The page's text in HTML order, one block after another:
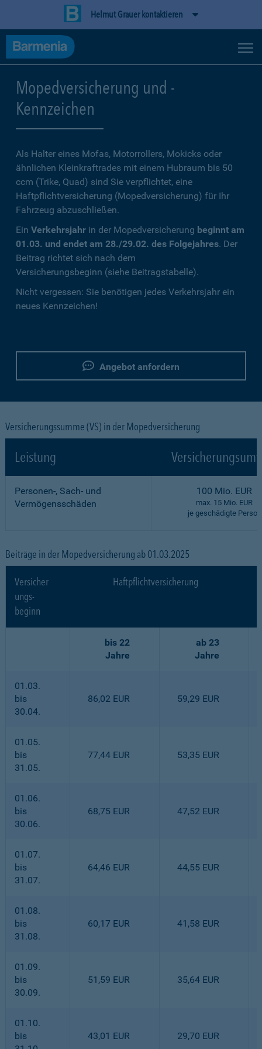
Helmut Grauer kontaktieren
Mopedversicherung und -
Kennzeichen
Als Halter eines Mofas, Motorrollers, Mokicks oder
ähnlichen Kleinkraftrades mit einem Hubraum bis 50
ccm (Trike, Quad) sind Sie verpflichtet, eine
Haftpflichtversicherung (Mopedversicherung) für Ihr
Fahrzeug abzuschließen.
Ein Verkehrsjahr in der Mopedversicherung beginnt am
01.03. und endet am 28./29.02. des Folgejahres. Der
Beitrag richtet sich nach dem
Versicherungsbeginn (siehe Beitragstabelle).
Nicht vergessen: Sie benötigen jedes Verkehrsjahr ein
neues Kennzeichen!
Angebot anfordern
Versicherungssumme (VS) in der Mopedversicherung
Leistung
Personen-, Sach- und
Vermögensschäden
100 Mio. EUR
max. 15 Mio. EUR
je geschädigte Person
Beiträge in der Mopedversicherung ab 01.03.2025
Versicher
ungs-
beginn
Haftpflichtversicherung
bis 22
Jahre
ab 23
Jahre
01.03.
bis
30.04.
86,02 EUR 59,29 EUR
01.05.
bis
31.05.
77,44 EUR 53,35 EUR
01.06.
bis
30.06.
68,75 EUR 47,52 EUR
01.07.
bis
31.07.
64,46 EUR 44,55 EUR
01.08.
bis
31.08.
60,17 EUR 41,58 EUR
01.09.
bis
30.09.
51,59 EUR 35,64 EUR
01.10.
bis
43,01 EUR 29,70 EUR